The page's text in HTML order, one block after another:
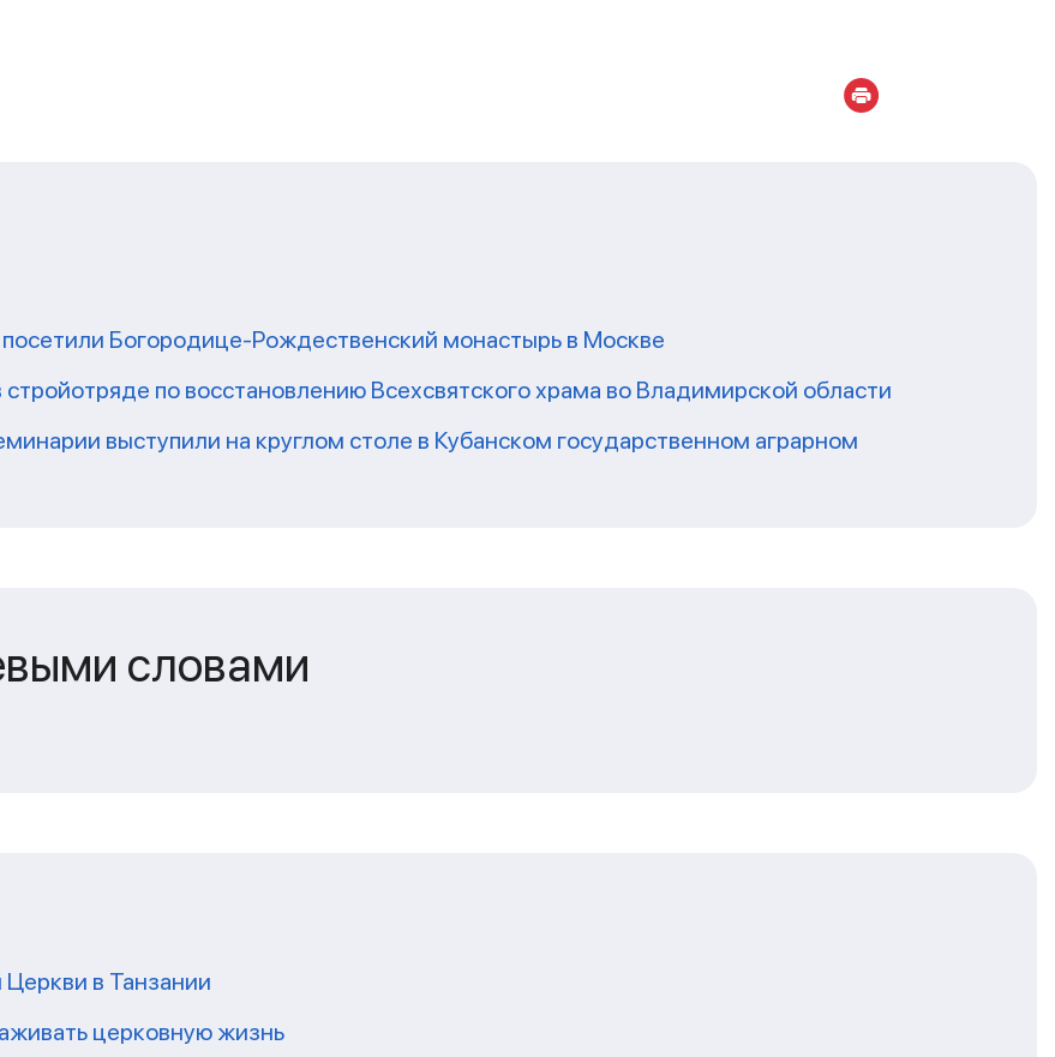
Богородице-Рождественский монастырь в Москве
по восстановлению Всехсвятского храма во Владимирской области
выступили на круглом столе в Кубанском государственном аграрном
словами
в Танзании
церковную жизнь